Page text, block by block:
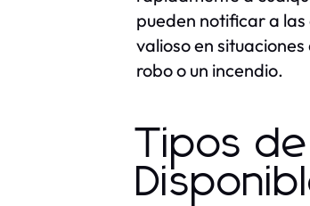
pueden notificar a
valioso en
robo o un incendio.
Tipos